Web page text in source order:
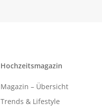
Hochzeitsmagazin
Magazin – Übersicht
Trends & Lifestyle